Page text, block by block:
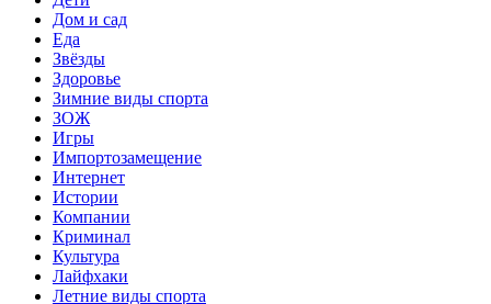
Дом и сад
Еда
Звёзды
Здоровье
Зимние виды спорта
ЗОЖ
Игры
Импортозамещение
Интернет
Истории
Компании
Криминал
Культура
Лайфхаки
Летние виды спорта